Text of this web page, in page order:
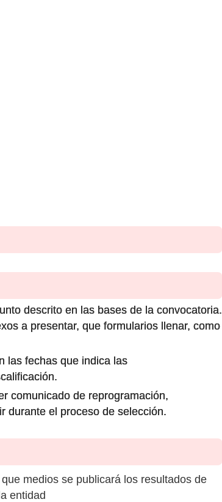
descrito en las bases de la convocatoria.
a presentar, que formularios llenar, como
las fechas que indica las
comunicado de reprogramación,
durante el proceso de selección.
medios se publicará los resultados de
entidad